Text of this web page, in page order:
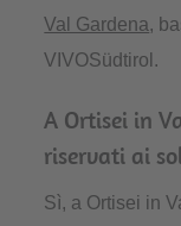
Val Gardena,
VIVOSüdtirol.
A Ortisei in
riservati ai
Sì, a Ortisei in